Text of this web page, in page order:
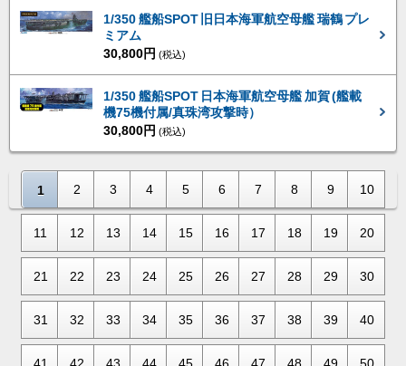
1/350 艦船SPOT 旧日本海軍航空母艦 瑞鶴 プレ
ミアム
30,800円 (税込)
1/350 艦船SPOT 日本海軍航空母艦 加賀 (艦載
機75機付属/真珠湾攻撃時）
30,800円 (税込)
1 2 3 4 5 6 7 8 9 10
11 12 13 14 15 16 17 18 19 20
21 22 23 24 25 26 27 28 29 30
31 32 33 34 35 36 37 38 39 40